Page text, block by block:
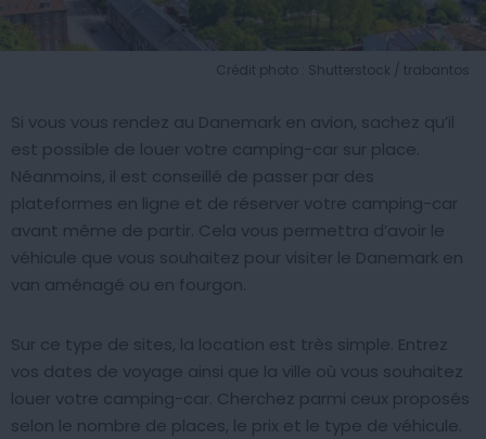
Crédit photo : Shutterstock / trabantos
Si vous vous rendez au Danemark en avion, sachez qu’il
est possible de louer votre camping-car sur place.
Néanmoins, il est conseillé de passer par des
plateformes en ligne et de réserver votre camping-car
avant même de partir. Cela vous permettra d’avoir le
véhicule que vous souhaitez pour visiter le Danemark en
van aménagé ou en fourgon.
Sur ce type de sites, la location est très simple. Entrez
vos dates de voyage ainsi que la ville où vous souhaitez
louer votre camping-car. Cherchez parmi ceux proposés
selon le nombre de places, le prix et le type de véhicule.